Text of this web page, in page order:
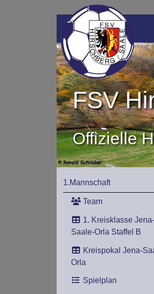
FSV
Offizielle
1.Mannschaft
Team
1. Kreisklasse Jena-
Saale-Orla Staffel B
Kreispokal Jena-
Orla
Spielplan